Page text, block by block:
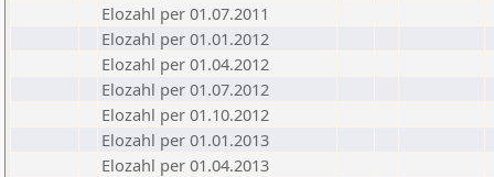
Elozahl per 01.07.2011
Elozahl per 01.01.2012
Elozahl per 01.04.2012
Elozahl per 01.07.2012
Elozahl per 01.10.2012
Elozahl per 01.01.2013
Elozahl per 01.04.2013